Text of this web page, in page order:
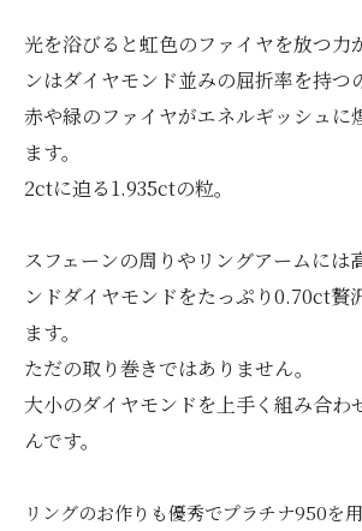
光を浴びると虹色のファイヤを放つ力
ンはダイヤモンド並みの屈折率を持つ
赤や緑のファイヤがエネルギッシュに
ます。
2ctに迫る1.935ctの粒。
スフェーンの周りやリングアームには
ンドダイヤモンドをたっぷり0.70ct贅
ます。
ただの取り巻きではありません。
大小のダイヤモンドを上手く組み合わ
んです。
リングのお作りも優秀でプラチナ950を